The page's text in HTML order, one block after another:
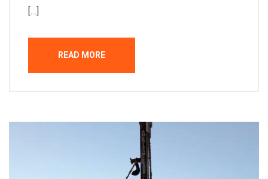
[…]
READ MORE